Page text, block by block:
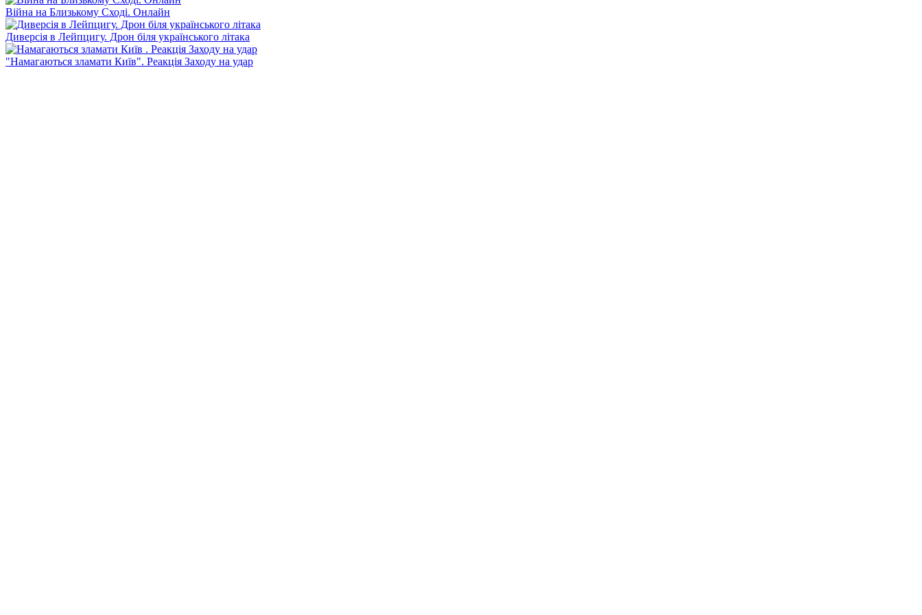
Війна на Близькому Сході. Онлайн
Диверсія в Лейпцигу. Дрон біля українського літака
"Намагаються зламати Київ". Реакція Заходу на удар